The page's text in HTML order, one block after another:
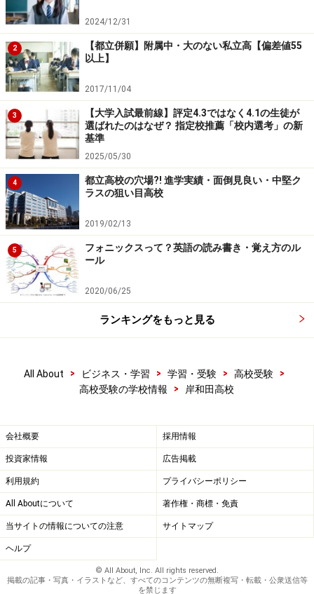
2024/12/31
2
【都立併願】附属中・大のない私立高【偏差値55
以上】
2017/11/04
3
【大学入試最前線】評定4.3ではなく4.1の生徒が
選ばれたのはなぜ？ 指定校推薦「校内選考」の新
基準
2025/05/30
4
都立高校の穴場?! 進学実績・面倒見良い・中堅ク
ラスの狙い目高校
2019/02/13
5
フォニックスって？英語の読み書き・覚え方のル
ール
2020/06/25
ランキングをもっと見る
All About > ビジネス・学習 > 学習・受験 > 高校受験
>
高校受験の学校情報
> 岸和田高校
会社概要 採用情報
投資家情報 広告掲載
利用規約 プライバシーポリシー
All Aboutについて 著作権・商標・免責
当サイトの情報についての注意 サイトマップ
ヘルプ
© All About, Inc. All rights reserved.
掲載の記事・写真・イラストなど、すべてのコンテンツの無断複写・転載・公衆送信等
を禁じます